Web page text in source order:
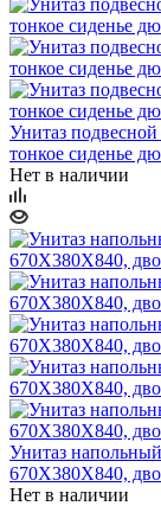
Унитаз
тонкое сиденье
Нет в наличии
Унитаз
670X380X840,
Нет в наличии